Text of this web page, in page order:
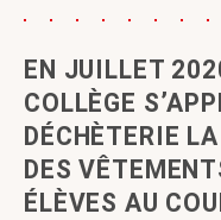
EN JUILLET
COLLÈGE
DÉCHÈTERIE
DES
ÉLÈVES AU